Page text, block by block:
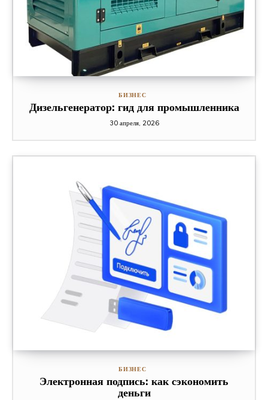
БИЗНЕС
Дизельгенератор: гид для промышленника
30 апреля, 2026
БИЗНЕС
Электронная подпись: как сэкономить
деньги